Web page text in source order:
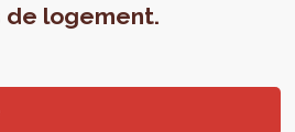
de logement.